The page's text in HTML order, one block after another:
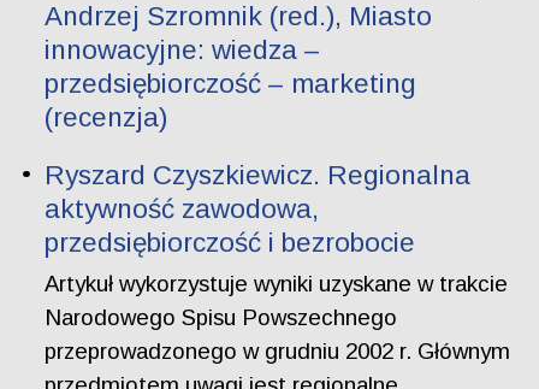
Andrzej Szromnik (red.), Miasto
innowacyjne: wiedza –
przedsiębiorczość – marketing
(recenzja)
Ryszard Czyszkiewicz. Regionalna
aktywność zawodowa,
przedsiębiorczość i bezrobocie
Artykuł wykorzystuje wyniki uzyskane w trakcie
Narodowego Spisu Powszechnego
przeprowadzonego w grudniu 2002 r. Głównym